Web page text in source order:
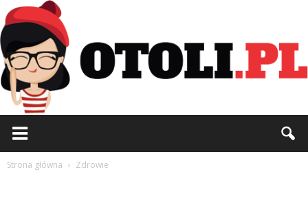
Strona główna Zdrowie